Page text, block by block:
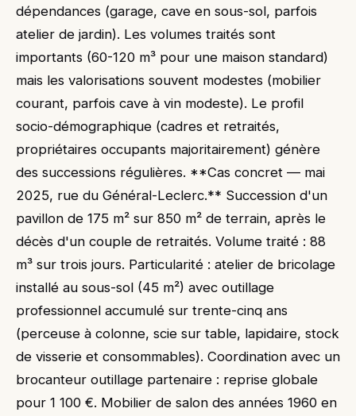
dépendances (garage, cave en sous-sol, parfois
atelier de jardin). Les volumes traités sont
importants (60-120 m³ pour une maison standard)
mais les valorisations souvent modestes (mobilier
courant, parfois cave à vin modeste). Le profil
socio-démographique (cadres et retraités,
propriétaires occupants majoritairement) génère
des successions régulières. **Cas concret — mai
2025, rue du Général-Leclerc.** Succession d'un
pavillon de 175 m² sur 850 m² de terrain, après le
décès d'un couple de retraités. Volume traité : 88
m³ sur trois jours. Particularité : atelier de bricolage
installé au sous-sol (45 m²) avec outillage
professionnel accumulé sur trente-cinq ans
(perceuse à colonne, scie sur table, lapidaire, stock
de visserie et consommables). Coordination avec un
brocanteur outillage partenaire : reprise globale
pour 1 100 €. Mobilier de salon des années 1960 en